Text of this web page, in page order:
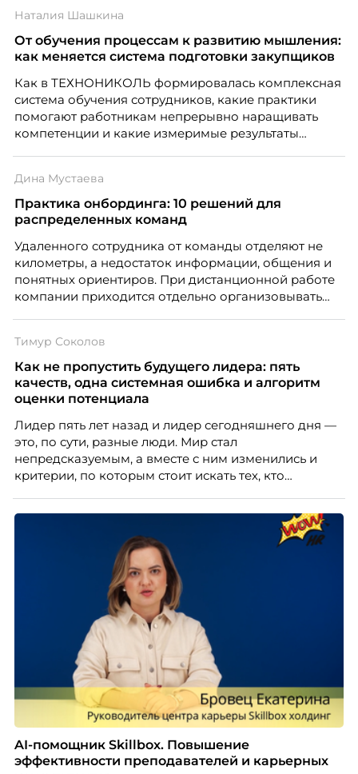
кадровых ошибок. В этой статье Марина Ускова,
руководитель отдела подбора персонала
рекрутинговой компании, разбирает самые
почему устаревшие представления мешают
бизнесу находить и удерживать сильных
сотрудников.
Наталия Шашкина
От обучения процессам к развитию мышления:
как меняется система подготовки закупщиков
Как в ТЕХНОНИКОЛЬ формировалась комплексная
система обучения сотрудников, какие практики
помогают работникам непрерывно наращивать
компетенции и какие измеримые результаты
закупкам направления «Минеральная изоляция»
компании ТЕХНОНИКОЛЬ.
Дина Мустаева
Практика онбординга: 10 решений для
распределенных команд
Удаленного сотрудника от команды отделяют не
километры, а недостаток информации, общения и
понятных ориентиров. При дистанционной работе
компании приходится отдельно организовывать
по работе с персоналом Инфомаксимум,
рассказывает, как выстроить адаптацию
распределенной команды без лишнего контроля и
бесконечных созвонов.
Тимур Соколов
Как не пропустить будущего лидера: пять
качеств, одна системная ошибка и алгоритм
оценки потенциала
Лидер пять лет назад и лидер сегодняшнего дня —
это, по сути, разные люди. Мир стал
непредсказуемым, а вместе с ним изменились и
критерии, по которым стоит искать тех, кто
«свадебного генерала», почему стандартные
системы оценки часто упускают самых талантливых
людей и как выявить лидерский потенциал ещё до
того, как он проявится в цифрах KPI, рассказывает
Тимур Соколов, ключевой эксперт по
стратегическому развитию и формированию
культуры лидерства в организациях.
AI-помощник Skillbox. Повышение
эффективности преподавателей и карьерных